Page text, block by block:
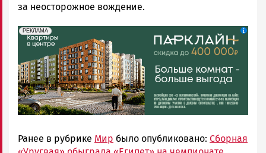
за неосторожное вождение.
erid: 2SDnjdeSPnB
РЕКЛАМА
Реклама
Ранее в рубрике Мир было опубликовано: Сборная